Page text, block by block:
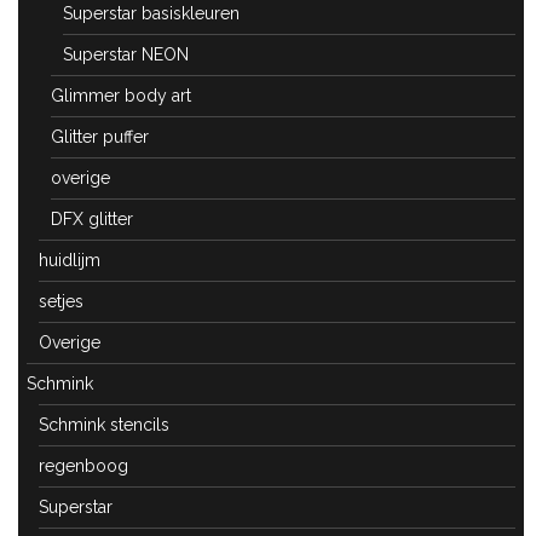
Superstar basiskleuren
Superstar NEON
Glimmer body art
Glitter puffer
overige
DFX glitter
huidlijm
setjes
Overige
Schmink
Schmink stencils
regenboog
Superstar